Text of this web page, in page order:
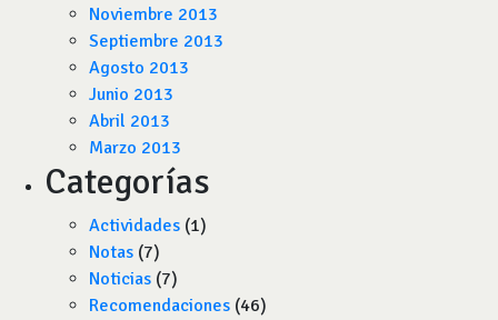
Noviembre 2013
Septiembre 2013
Agosto 2013
Junio 2013
Abril 2013
Marzo 2013
Categorías
Actividades (1)
Notas (7)
Noticias (7)
Recomendaciones (46)